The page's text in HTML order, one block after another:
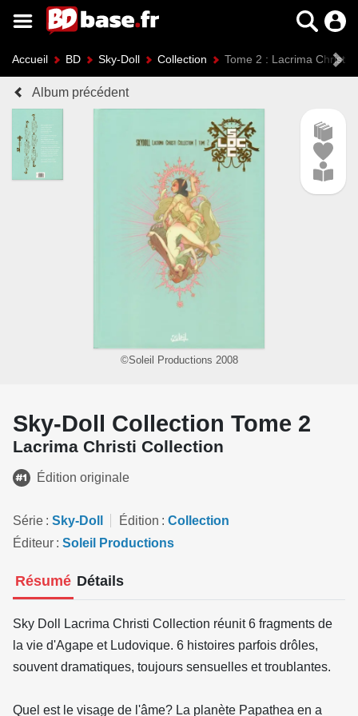
Accueil BD Sky-Doll Collection Tome 2 : Lacrima Christi
Album précédent
©Soleil Productions 2008
Sky-Doll Collection Tome 2
Lacrima Christi Collection
Édition originale
Série Sky-Doll Édition
Collection
Éditeur
Soleil Productions
Résumé Détails
Sky Doll Lacrima Christi Collection réunit 6 fragments de
la vie d'Agape et Ludovique. 6 histoires parfois drôles,
souvent dramatiques, toujours sensuelles et troublantes.
Quel est le visage de l'âme? La planète Papathea en a